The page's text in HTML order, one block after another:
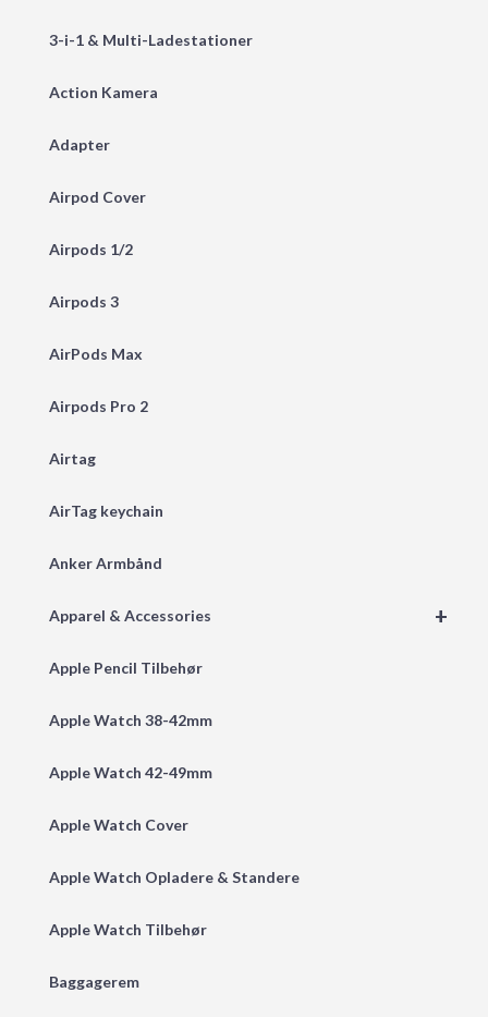
3-i-1 & Multi-Ladestationer
Action Kamera
Adapter
Airpod Cover
Airpods 1/2
Airpods 3
AirPods Max
Airpods Pro 2
Airtag
AirTag keychain
Anker Armbånd
+
Apparel & Accessories
Apple Pencil Tilbehør
Apple Watch 38-42mm
Apple Watch 42-49mm
Apple Watch Cover
Apple Watch Opladere & Standere
Apple Watch Tilbehør
Baggagerem